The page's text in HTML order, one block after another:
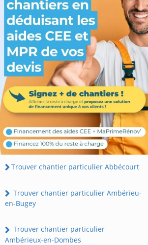
Trouver chantier particulier Abbécourt
Trouver chantier particulier Ambérieu-
en-Bugey
Trouver chantier particulier
Ambérieux-en-Dombes